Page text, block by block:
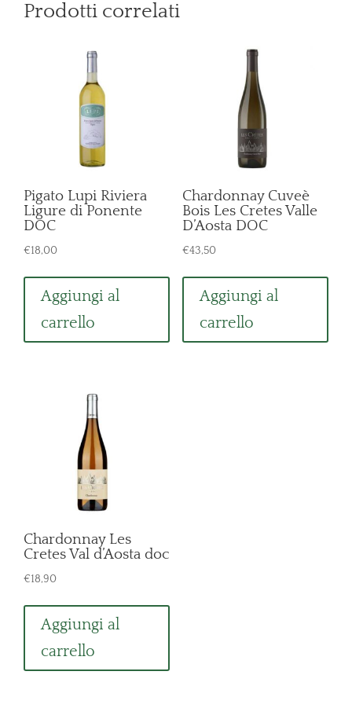
Prodotti correlati
Pigato Lupi Riviera
Ligure di Ponente
DOC
€18,00
Aggiungi al
carrello
Chardonnay Cuveè
Bois Les Cretes Valle
D’Aosta DOC
€43,50
Aggiungi al
carrello
Chardonnay Les
Cretes Val d’Aosta doc
€18,90
Aggiungi al
carrello